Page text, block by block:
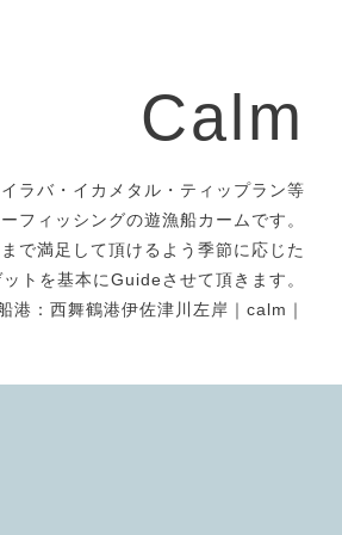
Calm
ラバ・イカメタル・ティップラン等
フィッシングの遊漁船カームです。
で満足して頂けるよう季節に応じた
トを基本にGuideさせて頂きます。
港：西舞鶴港伊佐津川左岸｜calm｜